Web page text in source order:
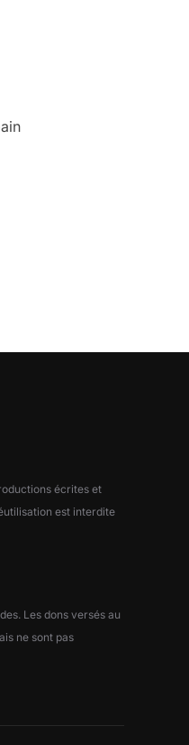
écrites et
est interdite
Les dons versés au
ne sont pas